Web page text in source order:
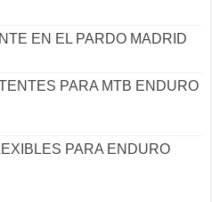
EN EL PARDO MADRID
PARA MTB ENDURO
PARA ENDURO